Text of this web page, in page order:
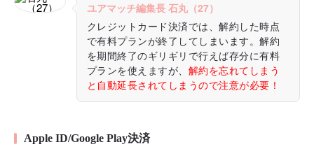
ユアマッチ編集長 石丸（27）
クレジットカード決済では、解約した時点
で有料プランが終了してしまいます。解約
を期間終了のギリギリで行えば存分に有料
プランを使えますが、 解約を忘れてしまう
と自動延長されてしまうので注意が必要！
Apple ID/Google Play決済